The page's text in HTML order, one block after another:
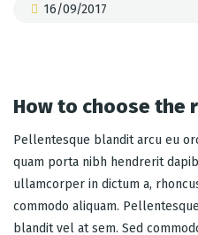
16/09/2017
How to choose the
Pellentesque blandit arcu eu
quam porta nibh hendrerit
ullamcorper in dictum a,
commodo aliquam.
blandit vel at sem. Sed